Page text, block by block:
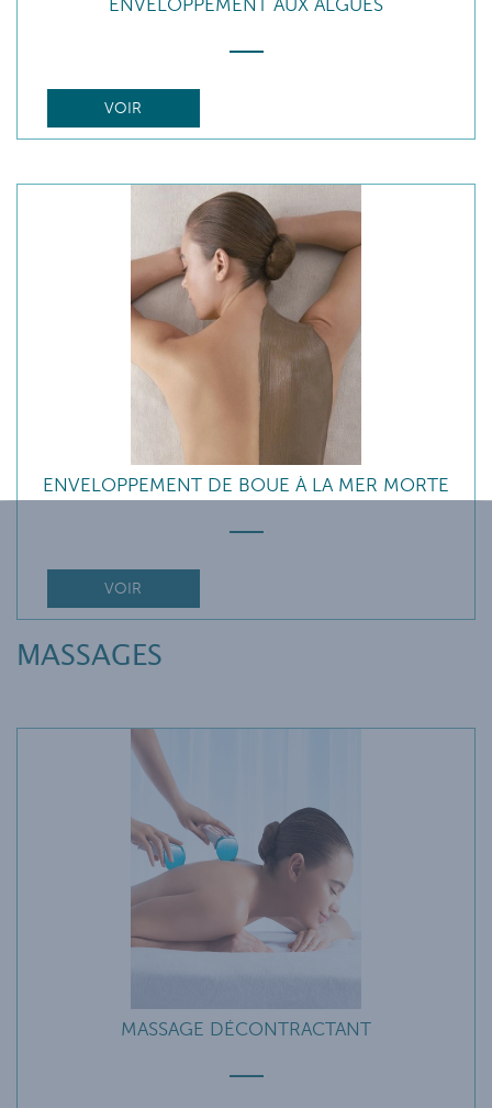
ENVELOPPEMENT AUX ALGUES
VOIR
ENVELOPPEMENT DE BOUE À LA MER MORTE
VOIR
MASSAGES
MASSAGE DÉCONTRACTANT